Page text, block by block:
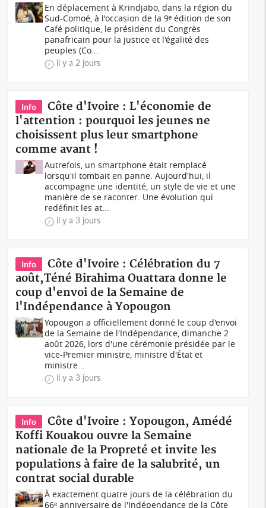
En déplacement à Krindjabo, dans la région du
Sud-Comoé, à l'occasion de la 9ᵉ édition de son
Café politique, le président du Congrès
panafricain pour la justice et l'égalité des
peuples (Co...
il y a 2 jours
Info
Côte d'Ivoire : L'économie de
l'attention : pourquoi les jeunes ne
choisissent plus leur smartphone
comme avant !
Autrefois, un smartphone était remplacé
lorsqu'il tombait en panne. Aujourd'hui, il
accompagne une identité, un style de vie et une
manière de se raconter. Une évolution qui
redéfinit les at...
il y a 3 jours
Info
Côte d'Ivoire : Célébration du 7
août,Téné Birahima Ouattara donne le
coup d'envoi de la Semaine de
l'Indépendance à Yopougon
Yopougon a officiellement donné le coup d'envoi
de la Semaine de l'Indépendance, dimanche 2
août 2026, lors d'une cérémonie présidée par le
vice-Premier ministre, ministre d'État et
ministre...
il y a 3 jours
Info
Côte d'Ivoire : Yopougon, Amédé
Koffi Kouakou ouvre la Semaine
nationale de la Propreté et invite les
populations à faire de la salubrité, un
contrat social durable
À exactement quatre jours de la célébration du
66ᵉ anniversaire de l'Indépendance de la Côte